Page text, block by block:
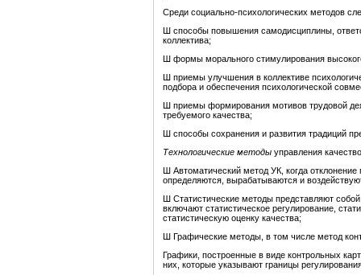
Среди социально-психологических методов
Ш способы повышения самодисциплины,
коллектива;
Ш формы морального стимулирования
Ш приемы улучшения в коллективе
подбора и обеспечения психологической
Ш приемы формирования мотивов трудовой
требуемого качества;
Ш способы сохранения и развития традиций
Технологические методы управления
Ш Автоматический метод УК, когда
определяются, вырабатываются и
Ш Статистические методы представляют
включают статистическое регулирование,
статистическую оценку качества;
Ш Графические методы, в том числе метод
Графики, построенные в виде контрольных
них, которые указывают границы